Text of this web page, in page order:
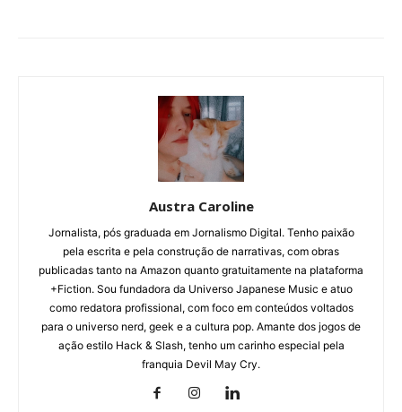
Austra Caroline
Jornalista, pós graduada em Jornalismo Digital. Tenho paixão
pela escrita e pela construção de narrativas, com obras
publicadas tanto na Amazon quanto gratuitamente na plataforma
+Fiction. Sou fundadora da Universo Japanese Music e atuo
como redatora profissional, com foco em conteúdos voltados
para o universo nerd, geek e a cultura pop. Amante dos jogos de
ação estilo Hack & Slash, tenho um carinho especial pela
franquia Devil May Cry.